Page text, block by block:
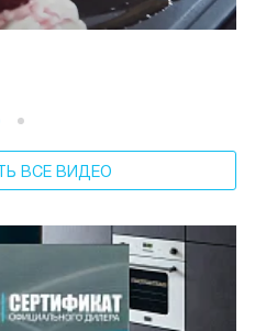
ВСЕ ВИДЕО